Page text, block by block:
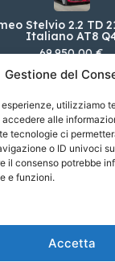
Gestione del
esperienze, utilizziamo
alle
tecnologie ci
o ID univoci
il consenso potrebbe
e funzioni.
Accetta
Stelvio 2.2 TD
Italiano AT8
69.950,00 €
XF 2.0 250CV
AUTO
76.300,00 €
500 Cabrio
118cv